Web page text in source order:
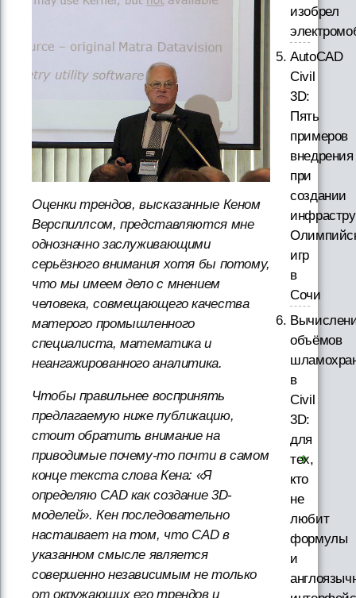
Оценки трендов, высказанные Кеном
Верспиллсом, представляются мне
однозначно заслуживающими
серьёзного внимания хотя бы потому,
что мы имеем дело с мнением
человека, совмещающего качества
матерого промышленного
специалиста, математика и
неангажированного аналитика.
Чтобы правильнее воспринять
предлагаемую ниже публикацию,
стоит обратить внимание на
приводимые почему-то почти в самом
конце текста слова Кена: «Я
определяю CAD как создание 3D-
моделей». Кен последовательно
настаивает на том, что CAD в
указанном смысле является
совершенно независимым не только
от окружающих его трендов и
изобрел
AutoCAD
Civil
3D:
Пять
примеров
внедрения
при
создании
игр
в
Сочи
объёмов
в
Civil
3D:
для
тех,
кто
не
любит
формулы
и